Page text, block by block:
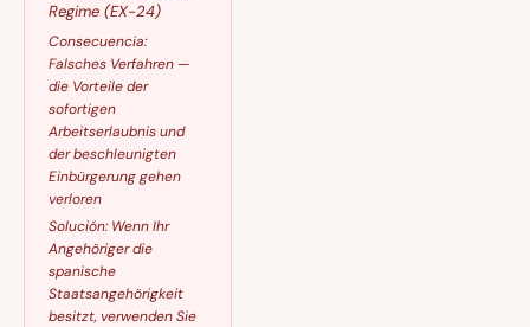
Regime (EX-24)
Consecuencia:
Falsches Verfahren —
die Vorteile der
sofortigen
Arbeitserlaubnis und
der beschleunigten
Einbürgerung gehen
verloren
Solución:Wenn Ihr
Angehöriger die
spanische
Staatsangehörigkeit
besitzt, verwenden Sie